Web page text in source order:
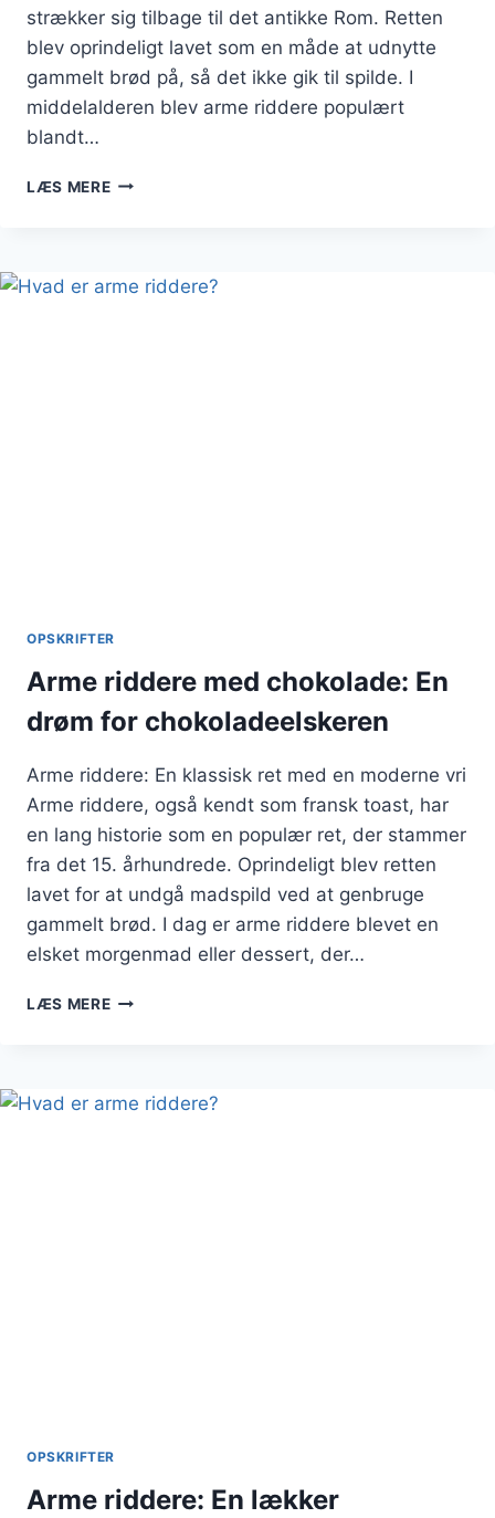
strækker sig tilbage til det antikke Rom. Retten
blev oprindeligt lavet som en måde at udnytte
gammelt brød på, så det ikke gik til spilde. I
middelalderen blev arme riddere populært
blandt…
LÆS MEREHVORDAN
ARME
OPSKRIFTER
Arme riddere med chokolade: En
drøm for chokoladeelskeren
Arme riddere: En klassisk ret med en moderne vri
Arme riddere, også kendt som fransk toast, har
en lang historie som en populær ret, der stammer
fra det 15. århundrede. Oprindeligt blev retten
lavet for at undgå madspild ved at genbruge
gammelt brød. I dag er arme riddere blevet en
elsket morgenmad eller dessert, der…
LÆS MEREARME
DRØM
OPSKRIFTER
Arme riddere: En lækker